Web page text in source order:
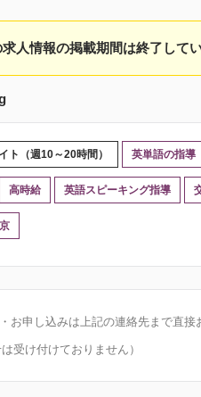
求人情報の掲載期間は終了して
ト（週10～20時間） 英単語の指導
高時給 英語スピーキング指導
申し込みは上記の連絡先まで直接
受け付けておりません）